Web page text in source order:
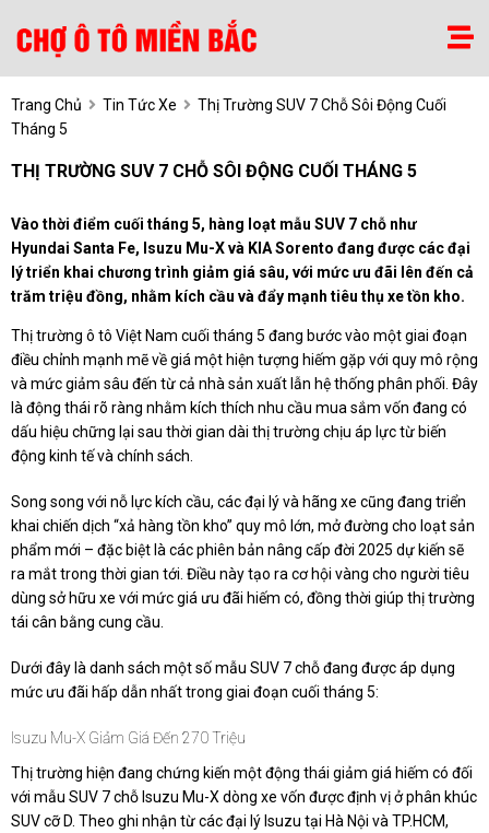
Trang Chủ Tin Tức Xe
Thị Trường SUV 7 Chỗ Sôi Động Cuối
Tháng 5
THỊ TRƯỜNG SUV 7 CHỖ SÔI ĐỘNG CUỐI THÁNG 5
Vào thời điểm cuối tháng 5, hàng loạt mẫu SUV 7 chỗ như
Hyundai Santa Fe, Isuzu Mu-X và KIA Sorento đang được các đại
lý triển khai chương trình giảm giá sâu, với mức ưu đãi lên đến cả
trăm triệu đồng, nhằm kích cầu và đẩy mạnh tiêu thụ xe tồn kho.
Thị trường ô tô Việt Nam cuối tháng 5 đang bước vào một giai đoạn
điều chỉnh mạnh mẽ về giá một hiện tượng hiếm gặp với quy mô rộng
và mức giảm sâu đến từ cả nhà sản xuất lẫn hệ thống phân phối. Đây
là động thái rõ ràng nhằm kích thích nhu cầu mua sắm vốn đang có
dấu hiệu chững lại sau thời gian dài thị trường chịu áp lực từ biến
động kinh tế và chính sách.
Song song với nỗ lực kích cầu, các đại lý và hãng xe cũng đang triển
khai chiến dịch “xả hàng tồn kho” quy mô lớn, mở đường cho loạt sản
phẩm mới – đặc biệt là các phiên bản nâng cấp đời 2025 dự kiến sẽ
ra mắt trong thời gian tới. Điều này tạo ra cơ hội vàng cho người tiêu
dùng sở hữu xe với mức giá ưu đãi hiếm có, đồng thời giúp thị trường
tái cân bằng cung cầu.
Dưới đây là danh sách một số mẫu SUV 7 chỗ đang được áp dụng
mức ưu đãi hấp dẫn nhất trong giai đoạn cuối tháng 5:
Isuzu Mu-X Giảm Giá Đến 270 Triệu
Thị trường hiện đang chứng kiến một động thái giảm giá hiếm có đối
với mẫu SUV 7 chỗ Isuzu Mu-X dòng xe vốn được định vị ở phân khúc
SUV cỡ D. Theo ghi nhận từ các đại lý Isuzu tại Hà Nội và TP.HCM,